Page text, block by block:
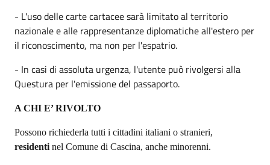
- L'uso delle carte cartacee sarà limitato al territorio
nazionale e alle rappresentanze diplomatiche all'estero per
il riconoscimento, ma non per l'espatrio.
- In casi di assoluta urgenza, l'utente può rivolgersi alla
Questura per l'emissione del passaporto.
A CHI E’ RIVOLTO
Possono richiederla tutti i cittadini italiani o stranieri,
residenti nel Comune di Cascina, anche minorenni.